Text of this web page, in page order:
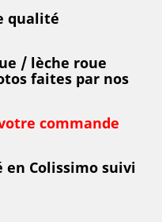
qualité
/ lèche roue
faites par nos
commande
Colissimo suivi